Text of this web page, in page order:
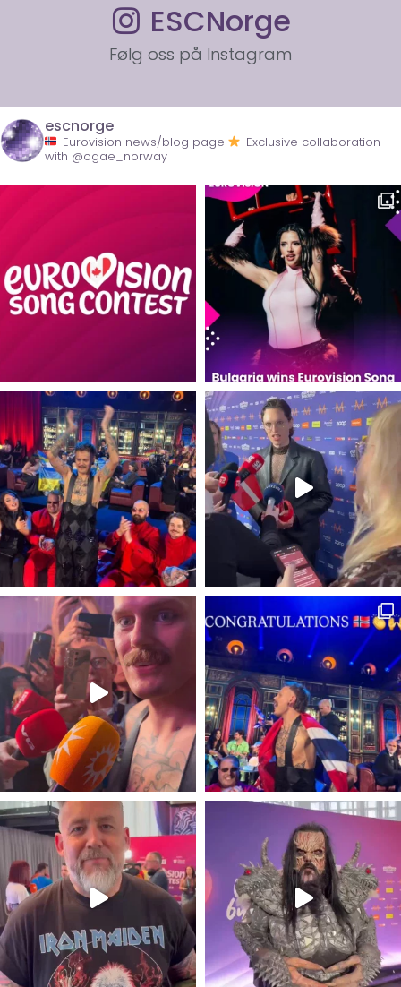
ESCNorge
Følg oss på Instagram
escnorge
Eurovision news/blog page
Exclusive collaboration
with @ogae_norway